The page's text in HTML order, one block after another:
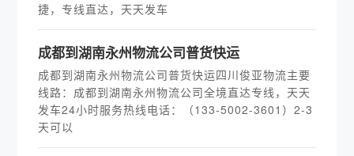
捷，专线直达，天天发车
​成都到湖南永州物流公司普货快运
成都到湖南永州物流公司普货快运四川俊亚物流主要
线路：成都到湖南永州物流公司全境直达专线，天天
发车24小时服务热线电话：（133-5002-3601）2-3
天可以